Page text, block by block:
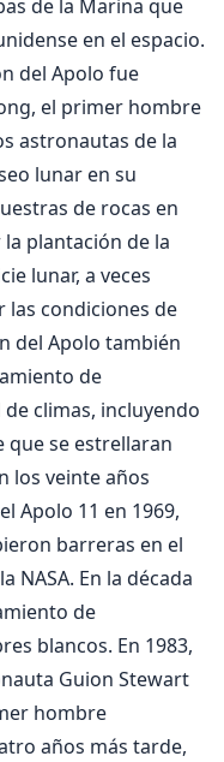
de la Marina que
en el espacio.
del Apolo fue
el primer hombre
astronautas de la
lunar en su
de rocas en
plantación de la
lunar, a veces
condiciones de
del Apolo también
de
climas, incluyendo
que se estrellaran
los veinte años
Apolo 11 en 1969,
barreras en el
NASA. En la década
de
blancos. En 1983,
Guion Stewart
hombre
años más tarde,